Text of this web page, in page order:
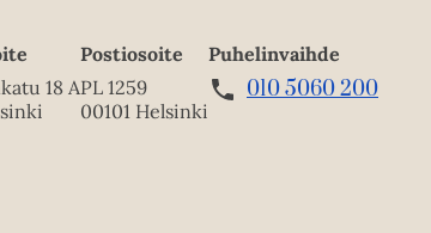
18 A
Postiosoite
PL 1259
00101 Helsinki
Puhelinvaihde
010 5060 200